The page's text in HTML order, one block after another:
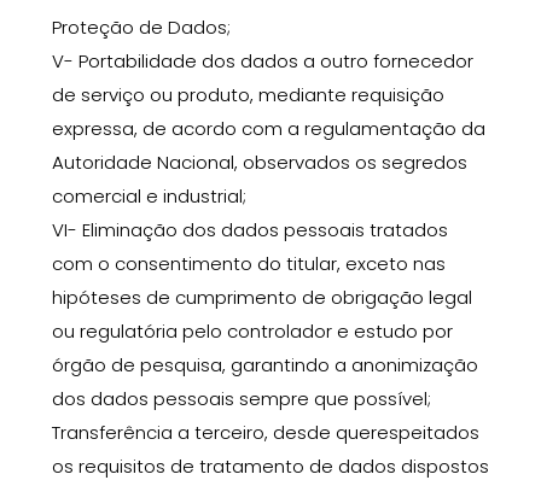
Proteção de Dados;
V- Portabilidade dos dados a outro fornecedor
de serviço ou produto, mediante requisição
expressa, de acordo com a regulamentação da
Autoridade Nacional, observados os segredos
comercial e industrial;
VI- Eliminação dos dados pessoais tratados
com o consentimento do titular, exceto nas
hipóteses de cumprimento de obrigação legal
ou regulatória pelo controlador e estudo por
órgão de pesquisa, garantindo a anonimização
dos dados pessoais sempre que possível;
Transferência a terceiro, desde querespeitados
os requisitos de tratamento de dados dispostos